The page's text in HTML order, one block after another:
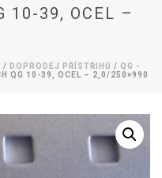
10-39, OCEL –
/ DOPRODEJ PŘÍSTŘIHŮ / QG -
QG 10-39, OCEL – 2,0/250×990